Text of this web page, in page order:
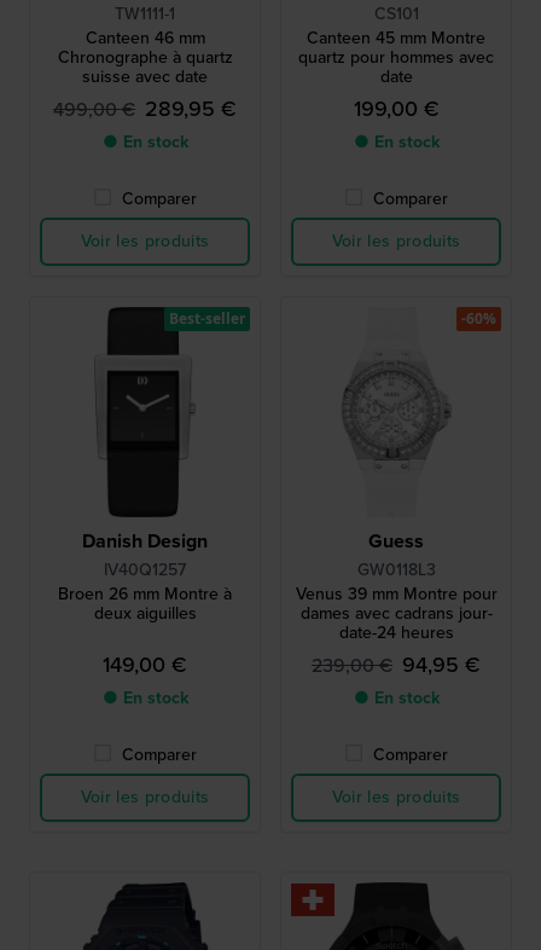
TW1111-1
Canteen 46 mm
Chronographe à quartz
suisse avec date
499,00 € 289,95 €
● En stock
Comparer
Voir les produits
CS101
Canteen 45 mm Montre
quartz pour hommes avec
date
199,00 €
● En stock
Comparer
Voir les produits
Danish Design
IV40Q1257
Broen 26 mm Montre à
deux aiguilles
149,00 €
● En stock
Comparer
Voir les produits
Best-seller
Guess
GW0118L3
Venus 39 mm Montre pour
dames avec cadrans jour-
date-24 heures
239,00 € 94,95 €
● En stock
Comparer
Voir les produits
-60%